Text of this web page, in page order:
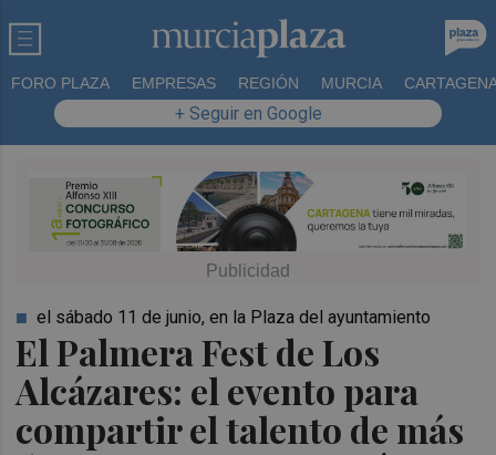
FORO PLAZA EMPRESAS REGIÓN MURCIA
+ Seguir en Google
El Palmera Fest de Los
Alcázares: el evento para
compartir el talento de más
el sábado 11 de junio, en la Plaza del ayuntamiento